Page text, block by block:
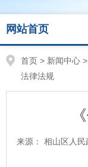
网站首页
首页 > 新闻中心 >
法律法规
来源： 相山区人民